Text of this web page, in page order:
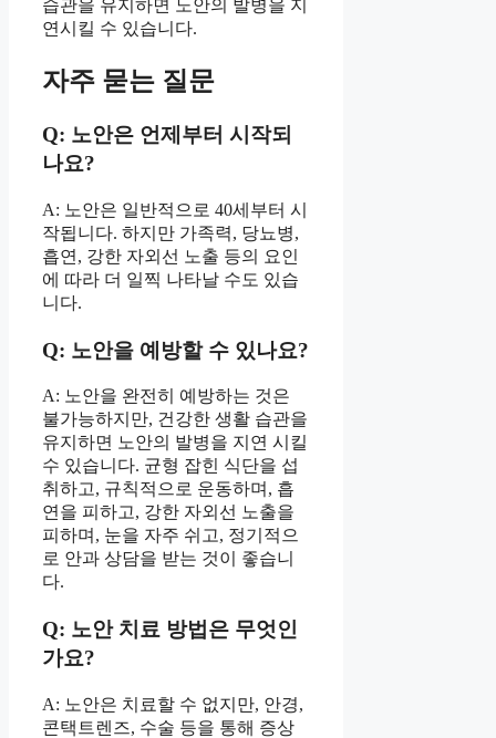
습관을 유지하면 노안의 발병을 지
연시킬 수 있습니다.
자주 묻는 질문
Q: 노안은 언제부터 시작되
나요?
A: 노안은 일반적으로 40세부터 시
작됩니다. 하지만 가족력, 당뇨병,
흡연, 강한 자외선 노출 등의 요인
에 따라 더 일찍 나타날 수도 있습
니다.
Q: 노안을 예방할 수 있나요?
A: 노안을 완전히 예방하는 것은
불가능하지만, 건강한 생활 습관을
유지하면 노안의 발병을 지연 시킬
수 있습니다. 균형 잡힌 식단을 섭
취하고, 규칙적으로 운동하며, 흡
연을 피하고, 강한 자외선 노출을
피하며, 눈을 자주 쉬고, 정기적으
로 안과 상담을 받는 것이 좋습니
다.
Q: 노안 치료 방법은 무엇인
가요?
A: 노안은 치료할 수 없지만, 안경,
콘택트렌즈, 수술 등을 통해 증상